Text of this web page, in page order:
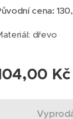
cena:
dřevo
Kč